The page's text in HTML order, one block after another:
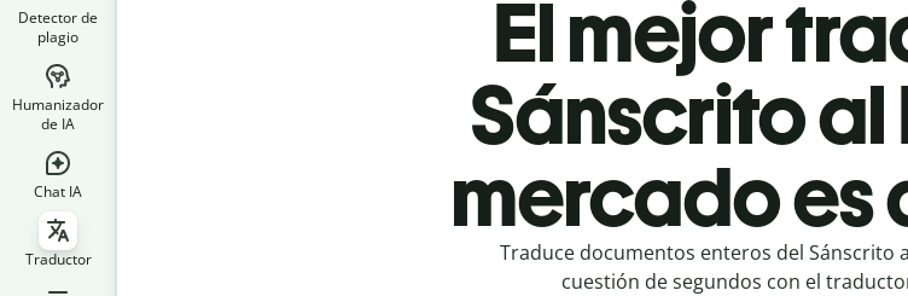
Detector de
plagio
Humanizador
de IA
Chat IA
Traductor
El mejor
Sánscrito
mercado es
Traduce documentos enteros del Sánscrito
cuestión de segundos con el